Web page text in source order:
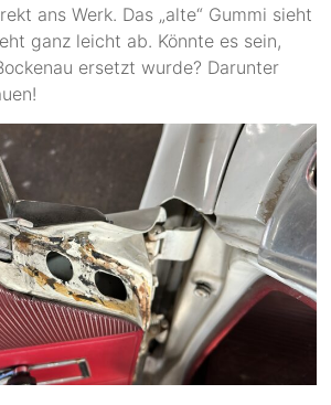
ans Werk. Das „alte“ Gummi sieht
ganz leicht ab. Könnte es sein,
ersetzt wurde? Darunter